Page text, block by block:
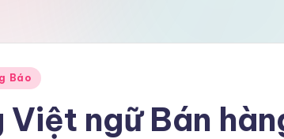
Báo
Việt ngữ Bán